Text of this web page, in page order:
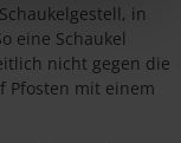
in
eine Schaukel
nicht gegen die
Pfosten mit einem